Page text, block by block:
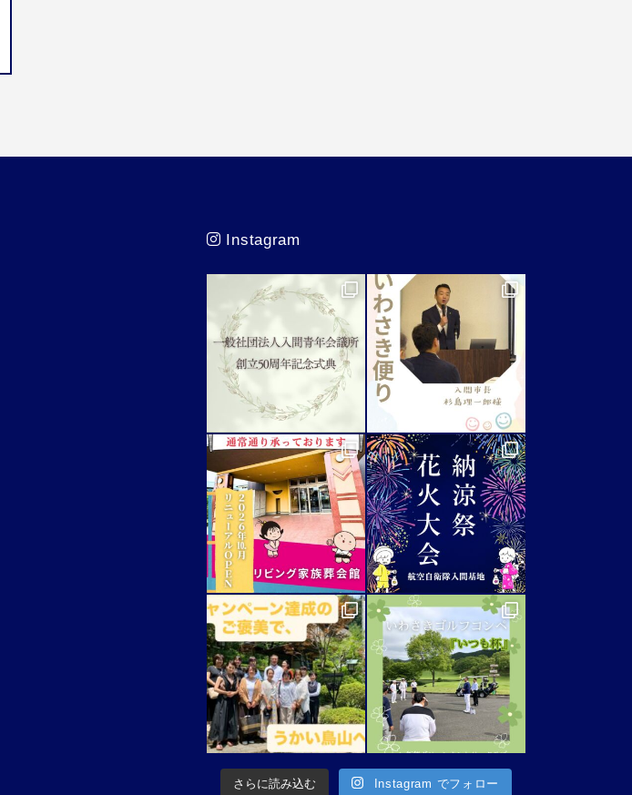
Instagram
さらに読み込む Instagram でフォロー